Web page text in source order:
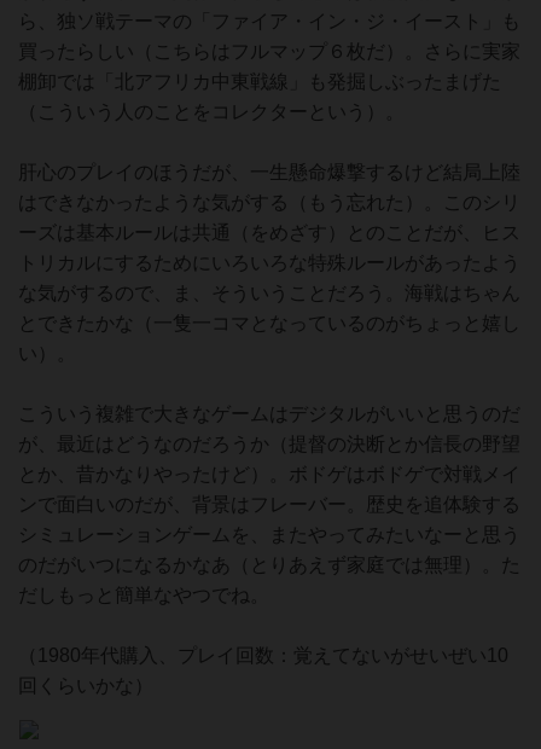
ら、独ソ戦テーマの「ファイア・イン・ジ・イースト」も
買ったらしい（こちらはフルマップ６枚だ）。さらに実家
棚卸では「北アフリカ中東戦線」も発掘しぶったまげた
（こういう人のことをコレクターという）。
肝心のプレイのほうだが、一生懸命爆撃するけど結局上陸
はできなかったような気がする（もう忘れた）。このシリ
ーズは基本ルールは共通（をめざす）とのことだが、ヒス
トリカルにするためにいろいろな特殊ルールがあったよう
な気がするので、ま、そういうことだろう。海戦はちゃん
とできたかな（一隻一コマとなっているのがちょっと嬉し
い）。
こういう複雑で大きなゲームはデジタルがいいと思うのだ
が、最近はどうなのだろうか（提督の決断とか信長の野望
とか、昔かなりやったけど）。ボドゲはボドゲで対戦メイ
ンで面白いのだが、背景はフレーバー。歴史を追体験する
シミュレーションゲームを、またやってみたいなーと思う
のだがいつになるかなあ（とりあえず家庭では無理）。た
だしもっと簡単なやつでね。
（1980年代購入、プレイ回数：覚えてないがせいぜい10
回くらいかな）